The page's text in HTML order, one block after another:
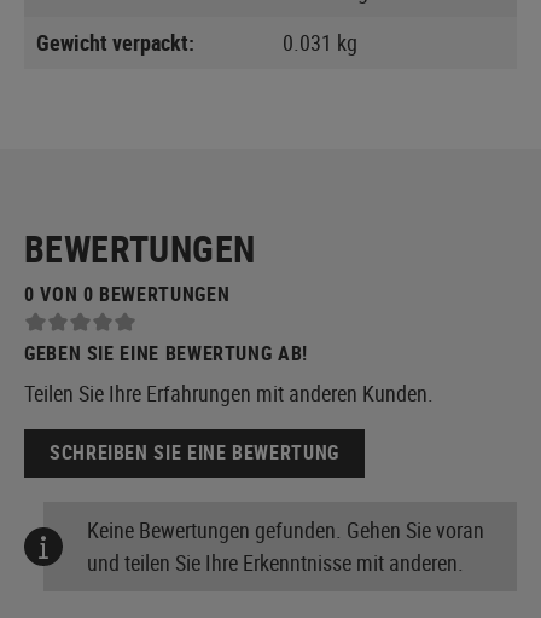
Gewicht verpackt:
0.031 kg
BEWERTUNGEN
0 VON 0 BEWERTUNGEN
GEBEN SIE EINE BEWERTUNG AB!
Teilen Sie Ihre Erfahrungen mit anderen Kunden.
SCHREIBEN SIE EINE BEWERTUNG
Keine Bewertungen gefunden. Gehen Sie voran
und teilen Sie Ihre Erkenntnisse mit anderen.